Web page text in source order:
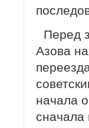
Перед
Азова
начала
сначала